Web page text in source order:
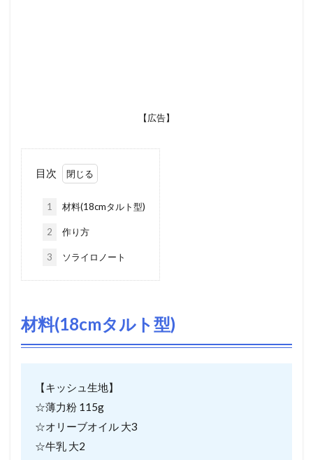
【広告】
目次
1 材料(18cmタルト型)
2 作り方
3 ソライロノート
材料(18cmタルト型)
【キッシュ生地】
☆薄力粉 115g
☆オリーブオイル 大3
☆牛乳 大2